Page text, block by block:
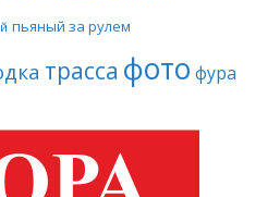
пьяный за рулем
трасса фото фура